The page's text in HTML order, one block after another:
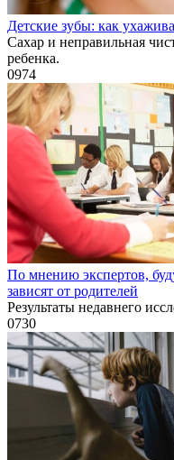
Детские зубы: как
Сахар и неправильная
ребенка.
0974
По мнению экспертов,
зависят от родителей
Результаты недавнего
0730